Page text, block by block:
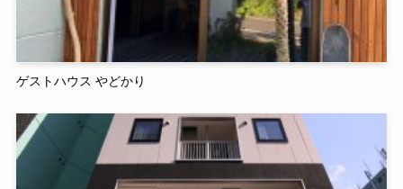
ゲストハウス やどかり